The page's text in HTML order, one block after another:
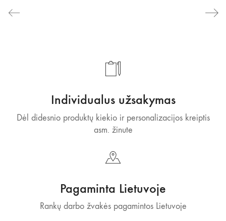
Individualus užsakymas
Dėl didesnio produktų kiekio ir personalizacijos kreiptis
asm. žinute
Pagaminta Lietuvoje
Rankų darbo žvakės pagamintos Lietuvoje